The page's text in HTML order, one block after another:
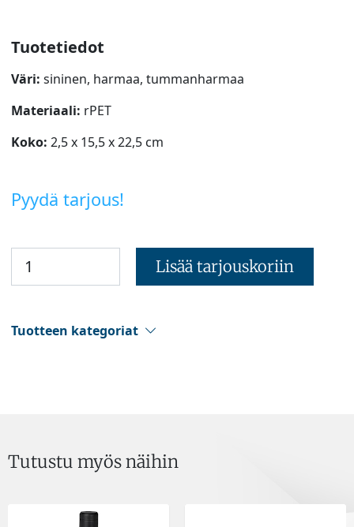
Tuotetiedot
Väri: sininen, harmaa, tummanharmaa
Materiaali: rPET
Koko: 2,5 x 15,5 x 22,5 cm
Pyydä tarjous!
Lisää tarjouskoriin
Tuotteen kategoriat
Tutustu myös näihin